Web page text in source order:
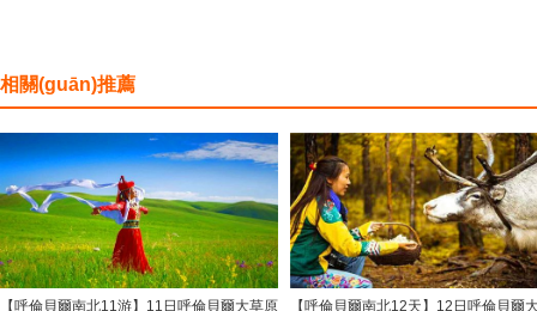
相關(guān)推薦
【呼倫貝爾南北11游】11日呼倫貝爾大草原
【呼倫貝爾南北12天】12日呼倫貝爾